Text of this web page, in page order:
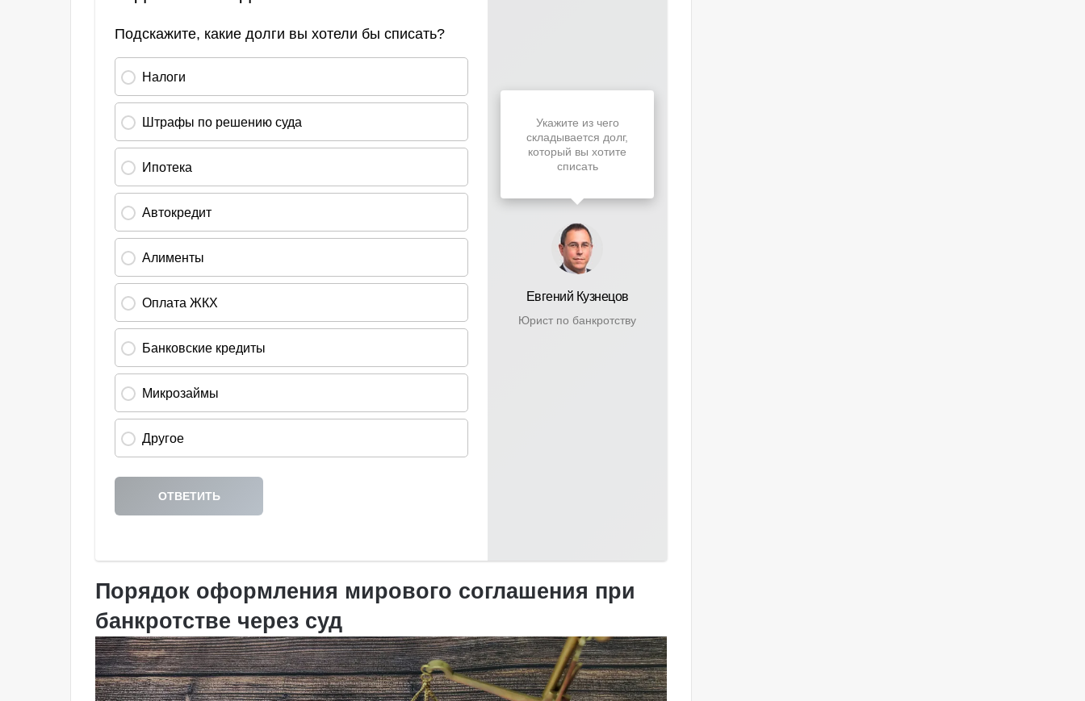
Порядок оформления мирового соглашения при
банкротстве через суд